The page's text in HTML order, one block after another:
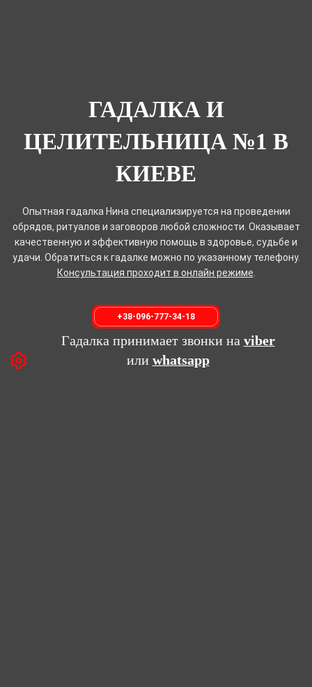
ГАДАЛКА И
ЦЕЛИТЕЛЬНИЦА №1 В
КИЕВЕ
Опытная гадалка Нина специализируется на проведении
обрядов, ритуалов и заговоров любой сложности. Оказывает
качественную и эффективную помощь в здоровье, судьбе и
удачи. Обратиться к гадалке можно по указанному телефону.
Консультация проходит в онлайн режиме
+38-096-777-34-18
Гадалка принимает звонки на viber
или whatsapp